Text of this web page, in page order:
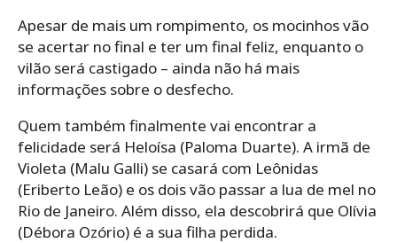
Apesar de mais um rompimento, os mocinhos vão
se acertar no final e ter um final feliz, enquanto o
vilão será castigado – ainda não há mais
informações sobre o desfecho.
Quem também finalmente vai encontrar a
felicidade será Heloísa (Paloma Duarte). A irmã de
Violeta (Malu Galli) se casará com Leônidas
(Eriberto Leão) e os dois vão passar a lua de mel no
Rio de Janeiro. Além disso, ela descobrirá que Olívia
(Débora Ozório) é a sua filha perdida.